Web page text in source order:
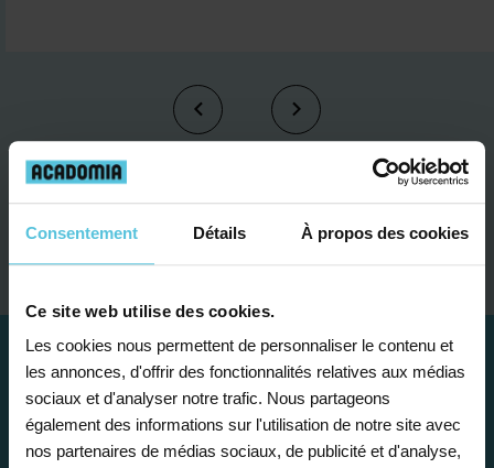
Consentement Détails À propos des cookies
Ce site web utilise des cookies.
Les cookies nous permettent de personnaliser le contenu et
les annonces, d'offrir des fonctionnalités relatives aux médias
sociaux et d'analyser notre trafic. Nous partageons
également des informations sur l'utilisation de notre site avec
nos partenaires de médias sociaux, de publicité et d'analyse,
Je contacte un conseiller